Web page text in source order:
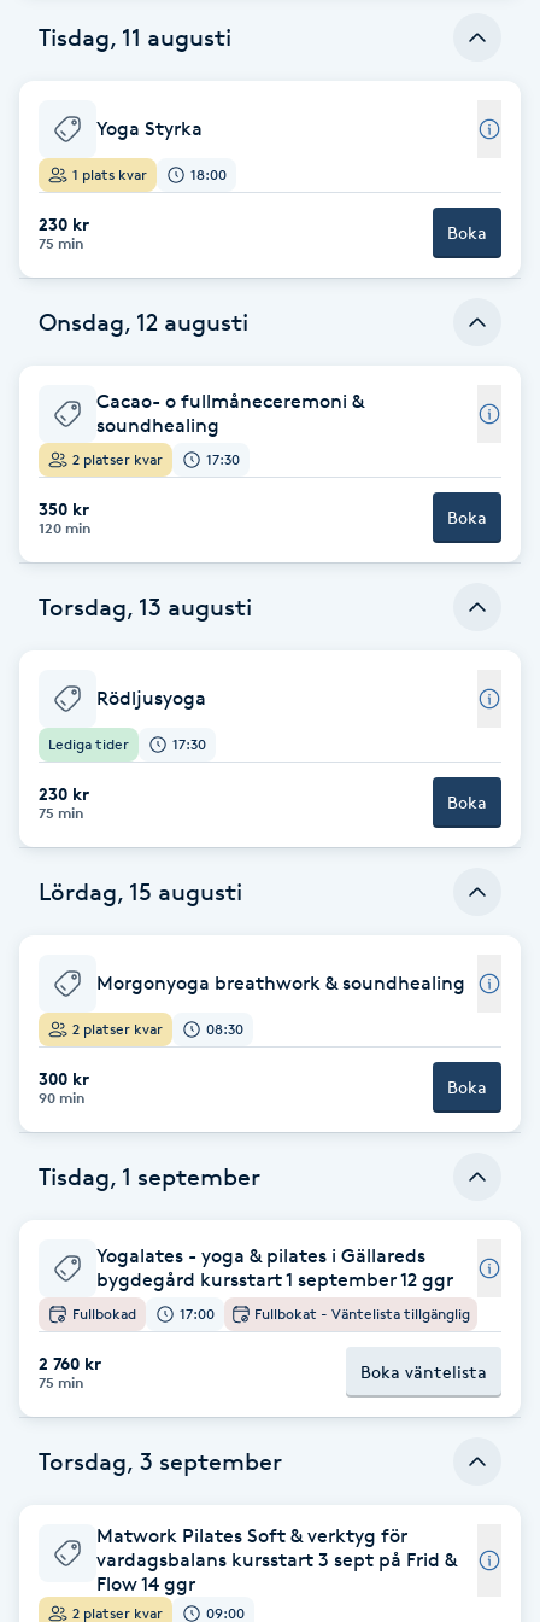
Babylights
Balayage
Bambumassage
Barber
Barnklippning
Blowout
Bottenfärg
Brynplockning
Bröllopsuppsättning
Celluliter
Color correction
Cryoterapi
D
Damklippning
Dermapen
Diamantslipning
Enzympeeling
Extensions borttagning
Eyeliner-tatuering
Tisdag, 11 augusti
Yoga Styrka
1 plats kvar 18:00
230 kr
75 min
Boka
Onsdag, 12 augusti
Cacao- o fullmåneceremoni &
soundhealing
2 platser kvar 17:30
350 kr
120 min
Boka
Torsdag, 13 augusti
Rödljusyoga
Lediga tider 17:30
230 kr
75 min
Boka
Lördag, 15 augusti
Morgonyoga breathwork & soundhealing
2 platser kvar 08:30
300 kr
90 min
Boka
Tisdag, 1 september
Yogalates - yoga & pilates i Gällareds
bygdegård kursstart 1 september 12 ggr
Fullbokad 17:00 Fullbokat - Väntelista tillgänglig
2 760 kr
75 min
Boka väntelista
Torsdag, 3 september
Matwork Pilates Soft & verktyg för
vardagsbalans kursstart 3 sept på Frid &
Flow 14 ggr
2 platser kvar 09:00